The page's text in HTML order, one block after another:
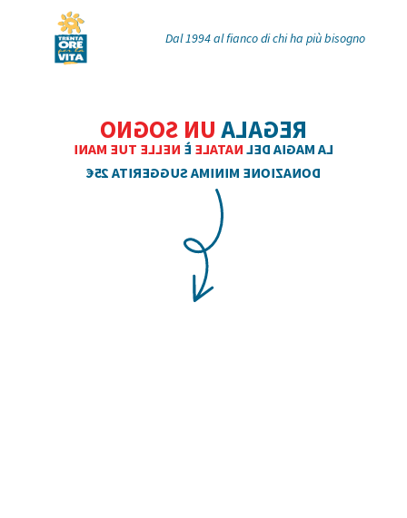
Dal 1994 al fianco di chi ha più bisogno
REGALA
UN SOGNO
LA MAGIA DEL
NATALE
È
NELLE TUE MANI
DONAZIONE MINIMA SUGGERITA 25€